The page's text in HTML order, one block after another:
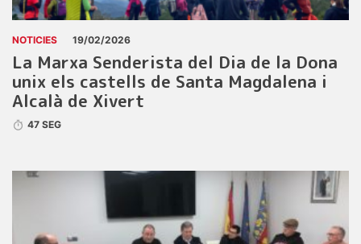
NOTICIES 19/02/2026
La Marxa Senderista del Dia de la Dona
unix els castells de Santa Magdalena i
Alcalà de Xivert
47 SEG